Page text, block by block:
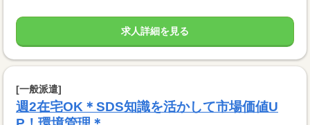
求人詳細を見る
[一般派遣]
週2在宅OK＊SDS知識を活かして市場価値U